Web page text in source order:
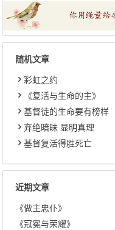
随机文章
彩虹之约
《复活与生命的主》
基督徒的生命要有榜样
弃绝暗昧 显明真理
基督复活得胜死亡
近期文章
《做主忠仆》
《冠冕与荣耀》